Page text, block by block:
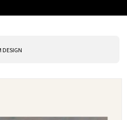
DESIGN